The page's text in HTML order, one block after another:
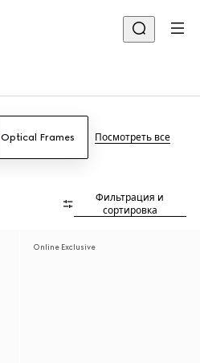
Optical Frames Посмотреть все
Фильтрация и
сортировка
Online Exclusive